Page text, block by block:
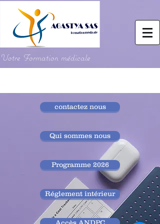
Votre Formation médicale
contactez nous
Qui sommes nous
Programme 2026
Réglement intérieur